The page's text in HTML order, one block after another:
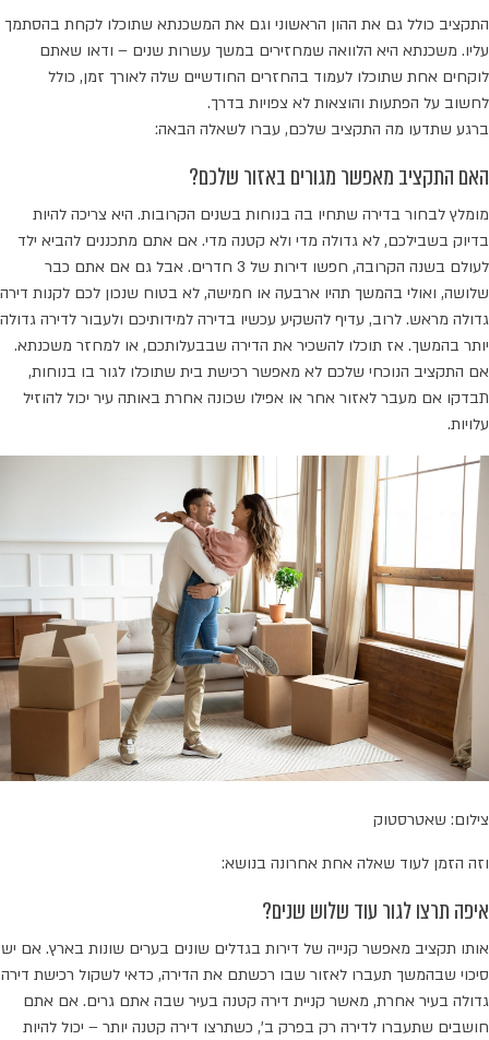
התקציב כולל גם את ההון הראשוני וגם את המשכנתא שתוכלו לקחת בהסתמך
עליו. משכנתא היא הלוואה שמחזירים במשך עשרות שנים – ודאו שאתם
לוקחים אחת שתוכלו לעמוד בהחזרים החודשיים שלה לאורך זמן, כולל
לחשוב על הפתעות והוצאות לא צפויות בדרך.
ברגע שתדעו מה התקציב שלכם, עברו לשאלה הבאה:
האם התקציב מאפשר מגורים באזור שלכם?
מומלץ לבחור בדירה שתחיו בה בנוחות בשנים הקרובות. היא צריכה להיות
בדיוק בשבילכם, לא גדולה מדי ולא קטנה מדי. אם אתם מתכננים להביא ילד
לעולם בשנה הקרובה, חפשו דירות של 3 חדרים. אבל גם אם אתם כבר
שלושה, ואולי בהמשך תהיו ארבעה או חמישה, לא בטוח שנכון לכם לקנות דירה
גדולה מראש. לרוב, עדיף להשקיע עכשיו בדירה למידותיכם ולעבור לדירה גדולה
יותר בהמשך. אז תוכלו להשכיר את הדירה שבבעלותכם, או למחזר משכנתא.
אם התקציב הנוכחי שלכם לא מאפשר רכישת בית שתוכלו לגור בו בנוחות,
תבדקו אם מעבר לאזור אחר או אפילו שכונה אחרת באותה עיר יכול להוזיל
עלויות.
צילום: שאטרסטוק
וזה הזמן לעוד שאלה אחת אחרונה בנושא:
איפה תרצו לגור עוד שלוש שנים?
אותו תקציב מאפשר קנייה של דירות בגדלים שונים בערים שונות בארץ. אם יש
סיכוי שבהמשך תעברו לאזור שבו רכשתם את הדירה, כדאי לשקול רכישת דירה
גדולה בעיר אחרת, מאשר קניית דירה קטנה בעיר שבה אתם גרים. אם אתם
חושבים שתעברו לדירה רק בפרק ב', כשתרצו דירה קטנה יותר – יכול להיות